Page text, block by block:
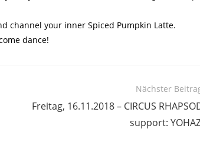
channel your inner Spiced Pumpkin Latte.
dance!
Nächster
Freitag, 16.11.2018 – CIRCUS
support: